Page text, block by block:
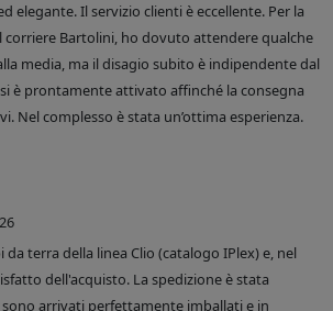
elegante. Il servizio clienti è eccellente. Per la
corriere Bartolini, ho dovuto attendere qualche
media, ma il disagio subito è indipendente dal
è prontamente attivato affinché la consegna
Nel complesso è stata un’ottima esperienza.
terra della linea Clio (catalogo IPlex) e, nel
dell'acquisto. La spedizione è stata
arrivati perfettamente imballati e in